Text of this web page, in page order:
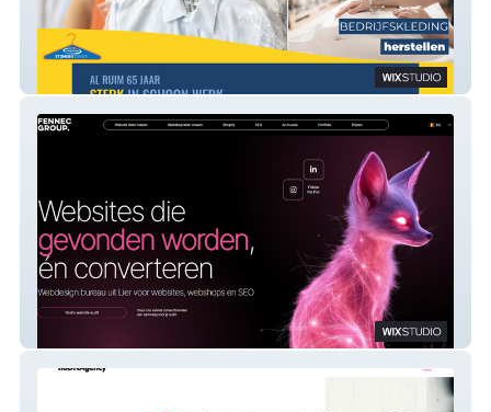
Uniek Textielservice